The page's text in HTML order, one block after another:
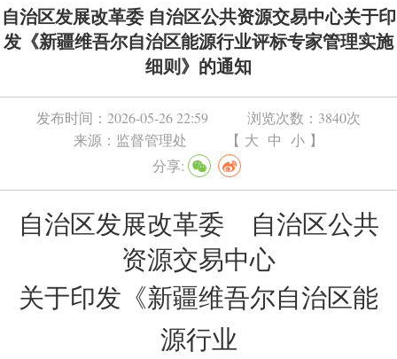
自治区发展改革委 自治区公共资源交易中心关于印
发《新疆维吾尔自治区能源行业评标专家管理实施
细则》的通知
发布时间： 2026-05-26 22:59 浏览次数： 3840次
来源： 监督管理处 【 大 中 小 】
分享:
自治区发展改革委 自治区公共
资源交易中心
关于印发《新疆维吾尔自治区能
源行业